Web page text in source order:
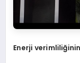
Enerji